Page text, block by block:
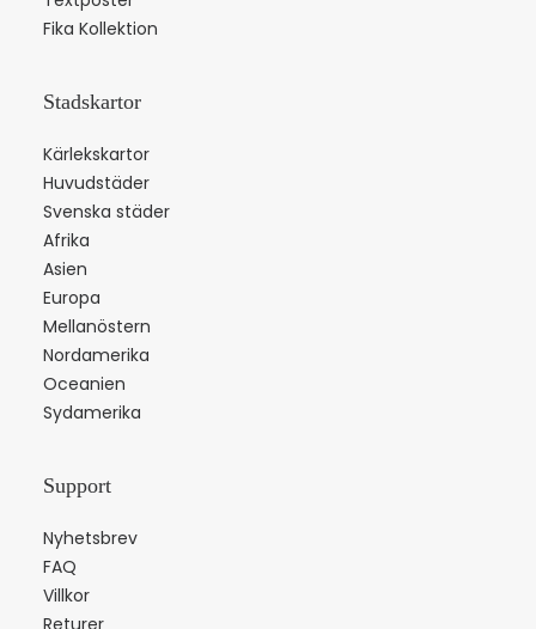
Fika Kollektion
Stadskartor
Kärlekskartor
Huvudstäder
Svenska städer
Afrika
Asien
Europa
Mellanöstern
Nordamerika
Oceanien
Sydamerika
Support
Nyhetsbrev
FAQ
Villkor
Returer